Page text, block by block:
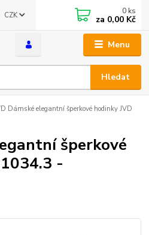
Menu
CZK
Hledat
0 ks
za 0,00 Kč
Dámské elegantní šperkové hodinky JVD
šperkové
-